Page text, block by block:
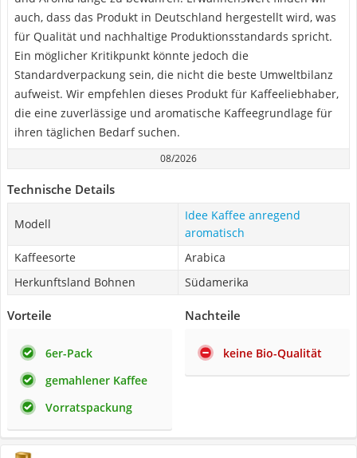
auch, dass das Produkt in Deutschland hergestellt wird, was
für Qualität und nachhaltige Produktionsstandards spricht.
Ein möglicher Kritikpunkt könnte jedoch die
Standardverpackung sein, die nicht die beste Umweltbilanz
aufweist. Wir empfehlen dieses Produkt für Kaffeeliebhaber,
die eine zuverlässige und aromatische Kaffeegrundlage für
ihren täglichen Bedarf suchen.
08/2026
Technische Details
Modell
Idee Kaffee anregend
aromatisch
Kaffeesorte
Arabica
Herkunftsland Bohnen
Südamerika
Vorteile
6er-Pack
gemahlener Kaffee
Vorratspackung
Nachteile
keine Bio-Qualität